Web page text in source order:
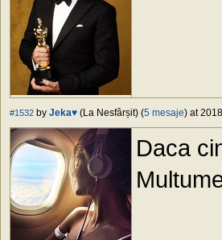
#1532 by Jeka♥ (La Nesfârșit) (5 mesaje) at
Daca